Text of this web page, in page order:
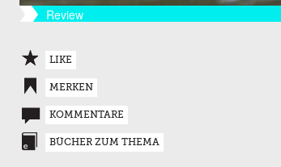
Review
LIKE
MERKEN
KOMMENTARE
BÜCHER ZUM THEMA